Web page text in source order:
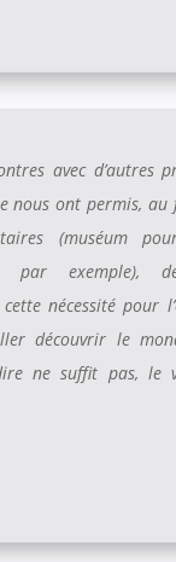
avec d’autres
nous ont permis, au
(muséum
par exemple),
nécessité pour
découvrir le
ne suffit pas, le